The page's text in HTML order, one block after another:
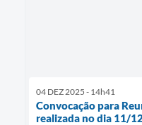
04 DEZ 2025 - 14h41
Convocação para
realizada no dia 11/